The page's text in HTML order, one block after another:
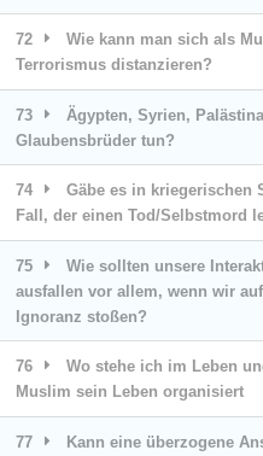
72
Wie kann man sich als
Terrorismus distanzieren?
73
Ägypten, Syrien,
Glaubensbrüder tun?
74
Gäbe es in kriegerischen
Fall, der einen Tod/Selbstmord
75
Wie sollten unsere
ausfallen vor allem, wenn wir
Ignoranz stoßen?
76
Wo stehe ich im Leben
Muslim sein Leben organisiert
77
Kann eine überzogene